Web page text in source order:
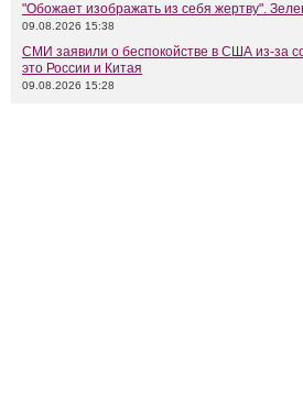
"Обожает изображать из себя жертву".
09.08.2026 15:38
СМИ заявили о беспокойстве в США из-за
это России и Китая
09.08.2026 15:28